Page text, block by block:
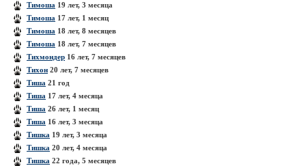
Тимоша 19 лет, 3 месяца
Тимоша 17 лет, 1 месяц
Тимоша 18 лет, 8 месяцев
Тимоша 18 лет, 7 месяцев
Тихмондер 16 лет, 7 месяцев
Тихон 20 лет, 7 месяцев
Тиша 21 год
Тиша 17 лет, 4 месяца
Тиша 26 лет, 1 месяц
Тиша 16 лет, 3 месяца
Тишка 19 лет, 3 месяца
Тишка 20 лет, 4 месяца
Тишка 22 года, 5 месяцев